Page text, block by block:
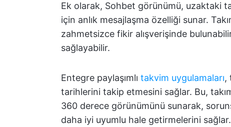
Ek olarak, Sohbet görünümü, uzaktaki
için anlık mesajlaşma özelliği sunar.
zahmetsizce fikir alışverişinde
sağlayabilir.
Entegre paylaşımlı takvim uygulamaları,
tarihlerini takip etmesini sağlar. Bu,
360 derece görünümünü sunarak,
daha iyi uyumlu hale getirmelerini